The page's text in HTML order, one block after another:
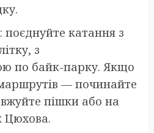
поєднуйте катання з
з
по байк-парку. Якщо
— починайте
пішки або на
Цюхова.